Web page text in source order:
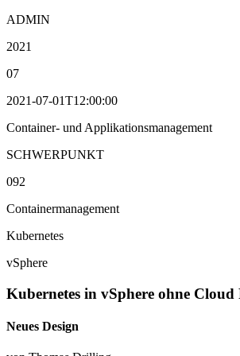
ADMIN
2021
07
2021-07-01T12:00:00
Container- und Applikationsmanagement
SCHWERPUNKT
092
Containermanagement
Kubernetes
vSphere
Kubernetes in vSphere ohne
Neues Design